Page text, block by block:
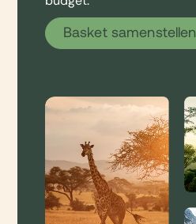
Basket samenstellen